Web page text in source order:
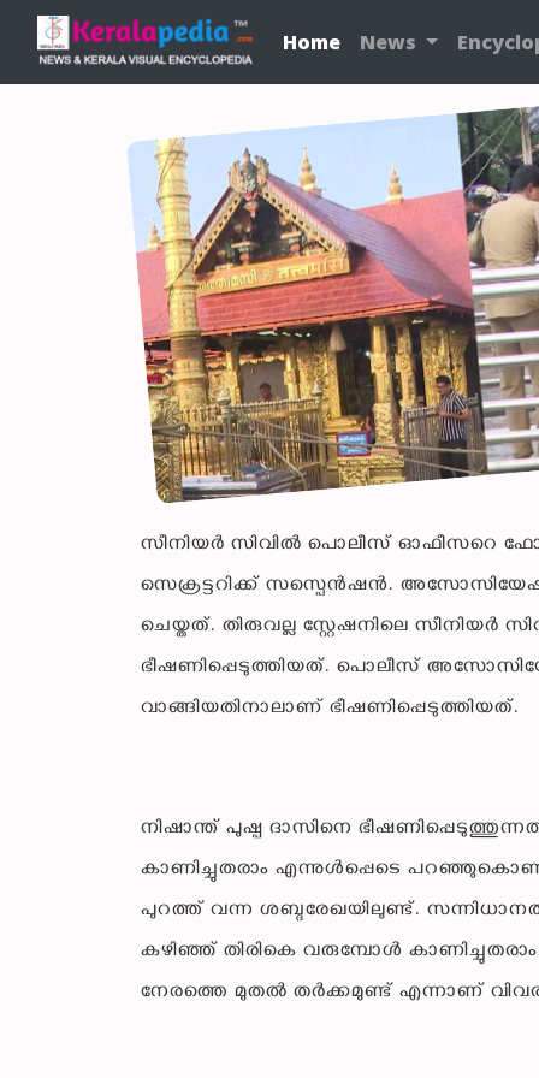
Home News
സീനിയർ സിവിൽ പൊലീസ് ഓഫീസറെ
സെക്രട്ടറിക്ക് സസ്പെൻഷൻ.
ചെയ്തത്. തിരുവല്ല സ്റ്റേഷനിലെ
ഭീഷണിപ്പെടുത്തിയത്. പൊലീസ്
വാങ്ങിയതിനാലാണ് ഭീഷണിപ്പെടുത്തിയത്.
നിഷാന്ത് പുഷ്പ ദാസിനെ
കാണിച്ചുതരാം എന്നുൾപ്പെടെ
പുറത്ത് വന്ന ശബ്ദരേഖയിലുണ്ട്.
കഴിഞ്ഞ് തിരികെ വരുമ്പോൾ
നേരത്തെ മുതൽ തർക്കമുണ്ട് എന്നാണ്